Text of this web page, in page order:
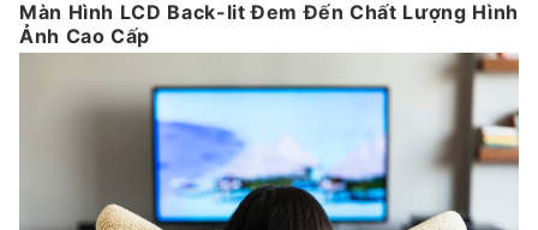
Màn Hình LCD Back-lit Đem Đến Chất Lượng Hình
Ảnh Cao Cấp